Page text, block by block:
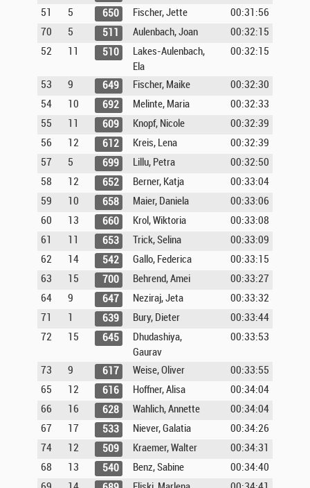
51
5 650 Fischer, Jette
00:31:56
70
5 511 Aulenbach, Joan
00:32:15
52
11 510
Lakes-Aulenbach,
Ela
00:32:15
53 9 649 Fischer, Maike
00:32:30
54
10 692 Melinte, Maria
00:32:33
55
11 609 Knopf, Nicole
00:32:39
56
12 612 Kreis, Lena
00:32:39
57
5 699 Lillu, Petra
00:32:50
58
12 652 Berner, Katja
00:33:04
59
10 658 Maier, Daniela
00:33:06
60
13 660 Krol, Wiktoria
00:33:08
61
11 653 Trick, Selina
00:33:09
62
14 542 Gallo, Federica
00:33:15
63
15 700 Behrend, Amei
00:33:27
64
9 647 Neziraj, Jeta
00:33:32
71
1 639 Bury, Dieter
00:33:44
72
15 645
Dhudashiya,
Gaurav
00:33:53
73 9 617 Weise, Oliver
00:33:55
65
12 616 Hoffner, Alisa
00:34:04
66
16 628 Wahlich, Annette
00:34:04
67
17 533 Niever, Galatia
00:34:26
74
12 509 Kraemer, Walter
00:34:31
68
13 540 Benz, Sabine
00:34:40